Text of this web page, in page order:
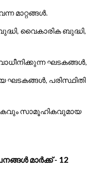
മാറ്റങ്ങൾ.
, വൈകാരിക ബുദ്ധി,
ഘടകങ്ങൾ,
ഘടകങ്ങൾ, പരിസ്ഥിതി
സാമൂഹികവുമായ
മാർക്ക്- 12